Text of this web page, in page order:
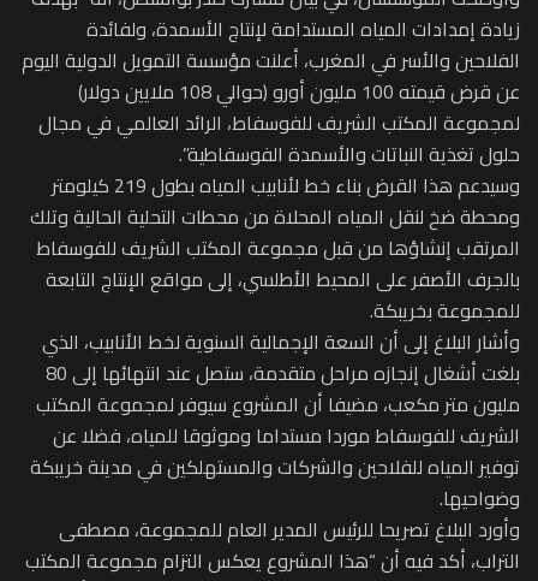
زيادة إمدادات المياه المستدامة لإنتاج الأسمدة، ولفائدة
الفلاحين والأسر في المغرب، أعلنت مؤسسة التمويل الدولية اليوم
عن قرض قيمته 100 مليون أورو (حوالي 108 ملايين دولار)
لمجموعة المكتب الشريف للفوسفاط، الرائد العالمي في مجال
حلول تغذية النباتات والأسمدة الفوسفاطية”.
وسيدعم هذا القرض بناء خط لأنابيب المياه بطول 219 كيلومتر
ومحطة ضخ لنقل المياه المحلاة من محطات التحلية الحالية وتلك
المرتقب إنشاؤها من قبل مجموعة المكتب الشريف للفوسفاط
بالجرف الأصفر على المحيط الأطلسي، إلى مواقع الإنتاج التابعة
للمجموعة بخريبكة.
وأشار البلاغ إلى أن السعة الإجمالية السنوية لخط الأنابيب، الذي
بلغت أشغال إنجازه مراحل متقدمة، ستصل عند انتهائها إلى 80
مليون متر مكعب، مضيفا أن المشروع سيوفر لمجموعة المكتب
الشريف للفوسفاط موردا مستداما وموثوقا للمياه، فضلا عن
توفير المياه للفلاحين والشركات والمستهلكين في مدينة خريبكة
وضواحيها.
وأورد البلاغ تصريحا للرئيس المدير العام للمجموعة، مصطفى
التراب، أكد فيه أن “هذا المشروع يعكس التزام مجموعة المكتب